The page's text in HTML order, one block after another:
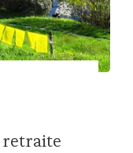
retraite